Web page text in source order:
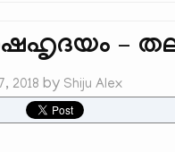
–
2018 by Shiju Alex